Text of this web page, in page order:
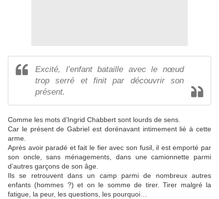
Excité, l’enfant bataille avec le nœud
trop serré et finit par découvrir son
présent.
Comme les mots d’Ingrid Chabbert sont lourds de sens.
Car le présent de Gabriel est dorénavant intimement lié à cette
arme.
Après avoir paradé et fait le fier avec son fusil, il est emporté par
son oncle, sans ménagements, dans une camionnette parmi
d’autres garçons de son âge.
Ils se retrouvent dans un camp parmi de nombreux autres
enfants (hommes ?) et on le somme de tirer. Tirer malgré la
fatigue, la peur, les questions, les pourquoi…